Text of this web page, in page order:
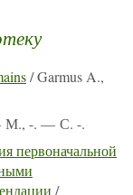
/ Garmus A.,
— М., -. — С. -.
первоначальной
/